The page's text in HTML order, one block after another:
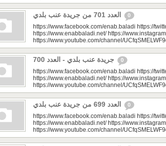
0
https://www.facebook.com/enab.baladi https://
https://www.enabbaladi.net/ https://
https://www.youtube.com/channel/
0
https://www.facebook.com/enab.baladi https://
https://www.enabbaladi.net/ https://
https://www.youtube.com/channel/
0
https://www.facebook.com/enab.baladi https://
https://www.enabbaladi.net/ https://
https://www.youtube.com/channel/